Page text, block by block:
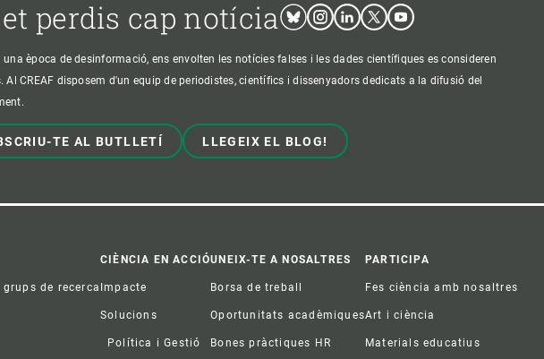
perdis cap notícia BlueskyInstagram
LinkedinTwitterYoutube
una època de desinformació, ens envolten les notícies falses i les dades científiques es consideren
Al CREAF disposem d'un equip de periodistes, científics i dissenyadors dedicats a la difusió del
TE AL BUTLLETÍ LLEGEIX EL BLOG!
de recerca
CIÈNCIA EN ACCIÓ
Impacte
Solucions
Política i Gestió
UNEIX-TE A NOSALTRES
Borsa de treball
Oportunitats acadèmiques
Bones pràctiques HR
PARTICIPA
Fes ciència amb nosaltres
Art i ciència
Materials educatius